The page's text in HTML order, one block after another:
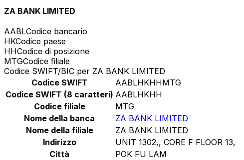
ZA BANK LIMITED
AABLCodice bancario
HKCodice paese
HHCodice di posizione
MTGCodice filiale
Codice SWIFT/BIC per ZA BANK LIMITED
Codice SWIFT
AABLHKHHMTG
Codice SWIFT (8 caratteri) AABLHKHH
Codice filiale
MTG
Nome della banca
ZA BANK LIMITED
Nome della filiale
ZA BANK LIMITED
Indirizzo
UNIT 1302,, CORE F FLOOR 13,
Città
POK FU LAM